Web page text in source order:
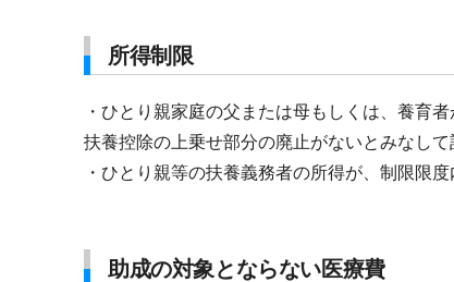
所得制限
・ひとり親家庭の父または母もしくは、養育
扶養控除の上乗せ部分の廃止がないとみなし
・ひとり親等の扶養義務者の所得が、制限限度
助成の対象とならない医療費